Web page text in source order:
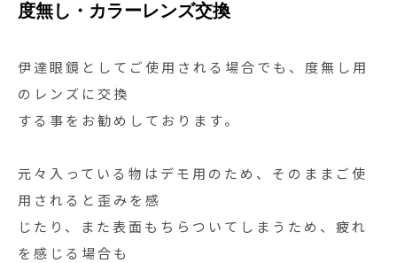
度無し・カラーレンズ交換
伊達眼鏡としてご使用される場合でも、度無し用
のレンズに交換
する事をお勧めしております。
元々入っている物はデモ用のため、そのままご使
用されると歪みを感
じたり、また表面もちらついてしまうため、疲れ
を感じる場合も